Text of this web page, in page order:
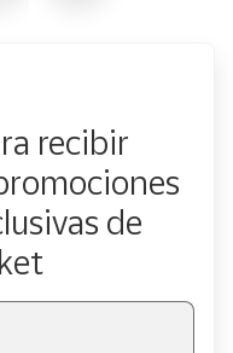
recibir
de